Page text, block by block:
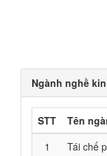
Ngành nghề
STT
Tên
1
Tái chế